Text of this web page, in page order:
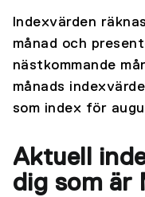
Indexvärden
månad och
nästkommande
månads
som index för
Aktuell
dig som är